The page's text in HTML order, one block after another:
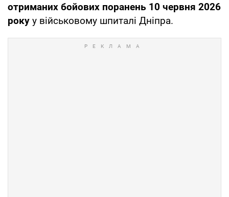
отриманих бойових поранень 10 червня 2026
року у військовому шпиталі Дніпра.